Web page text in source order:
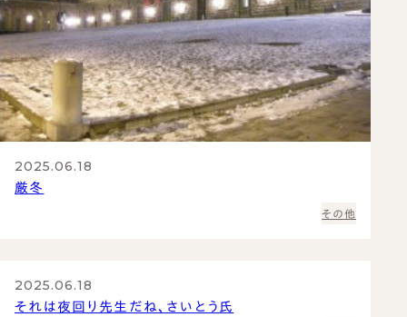
2025.06.18
厳冬
その他
2025.06.18
それは夜回り先生だね、さいとう氏